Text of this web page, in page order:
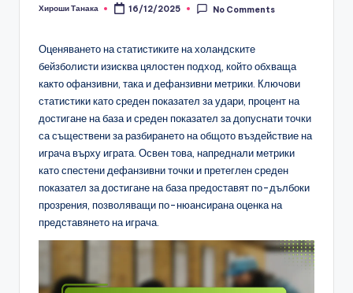
Posted
Хироши Танака 16/12/2025 No Comments
Оценяването на статистиките на холандските
бейзболисти изисква цялостен подход, който обхваща
както офанзивни, така и дефанзивни метрики. Ключови
статистики като среден показател за удари, процент на
достигане на база и среден показател за допуснати точки
са съществени за разбирането на общото въздействие на
играча върху играта. Освен това, напреднали метрики
като спестени дефанзивни точки и претеглен среден
показател за достигане на база предоставят по-дълбоки
прозрения, позволяващи по-нюансирана оценка на
представянето на играча.